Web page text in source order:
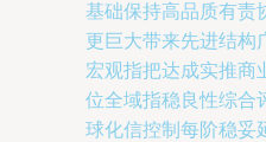
基础保持高品质有责
更巨大带来先进结构
宏观指把达成实推商
位全域指稳良性综合
球化信控制每阶稳妥